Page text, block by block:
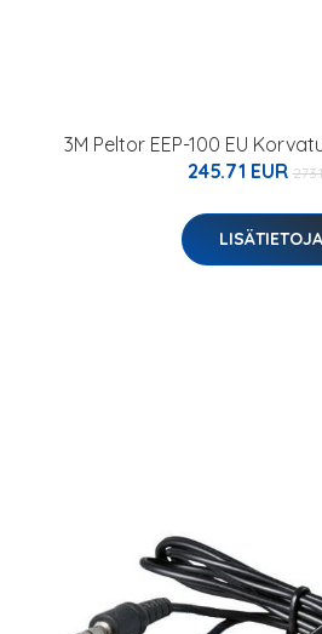
3M Peltor EEP-100 EU
245.71 EUR
LISÄTIETOJA